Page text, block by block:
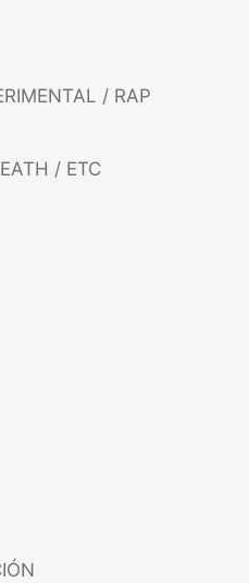
/ RAP
/ ETC